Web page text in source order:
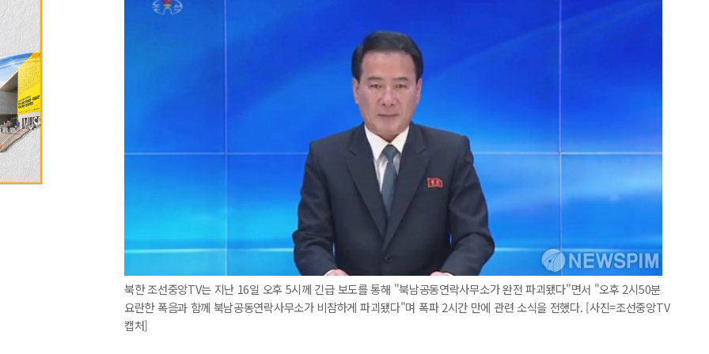
북한 조선중앙TV는 지난 16일 오후 5시께 긴급 보도를 통해 "북남공동연락사무소가 완전 파괴됐다"면서 "오후 2시50분
요란한 폭음과 함께 북남공동연락사무소가 비참하게 파괴됐다"며 폭파 2시간 만에 관련 소식을 전했다. [사진=조선중앙TV
캡처]